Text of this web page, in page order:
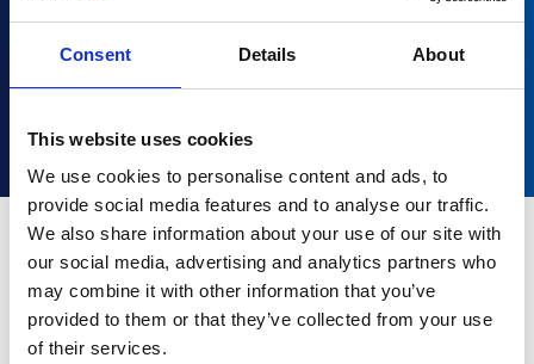
Consent Details About
This website uses cookies
We use cookies to personalise content and ads, to
provide social media features and to analyse our traffic.
We also share information about your use of our site with
our social media, advertising and analytics partners who
may combine it with other information that you’ve
provided to them or that they’ve collected from your use
of their services.
Dlaczego warto wybrać Agito
Medical?